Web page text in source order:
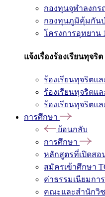
กองทุนจุฬาลงก
กองทุนภูมิคุ้มกันบ
โครงการอุทยาน
แจ้งเรื่องร้องเรียนทุจริต
ร้องเรียนทุจริตแ
ร้องเรียนทุจริตแ
ร้องเรียนทุจริตแ
การศึกษา
ย้อนกลับ
การศึกษา
หลักสูตรที่เปิดสอ
สมัครเข้าศึกษา
ค่าธรรมเนียมกา
คณะและสำนักวิ